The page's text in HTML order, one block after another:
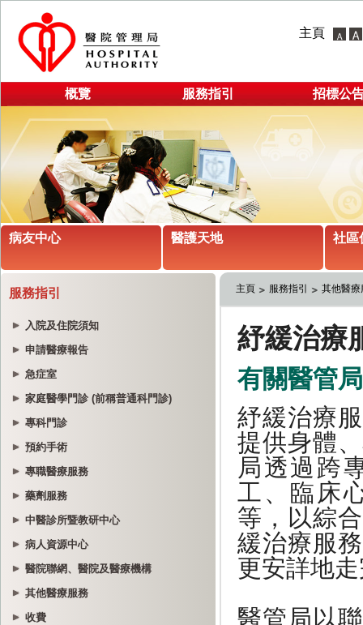
主頁
概覽 服務指引 招標公
病友中心 醫護天地 社區
服務指引
入院及住院須知
申請醫療報告
急症室
家庭醫學門診 (前稱普通科門診)
專科門診
預約手術
專職醫療服務
藥劑服務
中醫診所暨教研中心
病人資源中心
醫院聯網、醫院及醫療機構
其他醫療服務
收費
主頁 服務指引 其他醫療